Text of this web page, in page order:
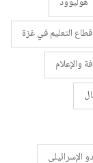
قطاع التعليم في غزة
والإعلام
الإسرائيلي